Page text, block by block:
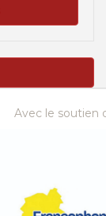
Avec le soutien